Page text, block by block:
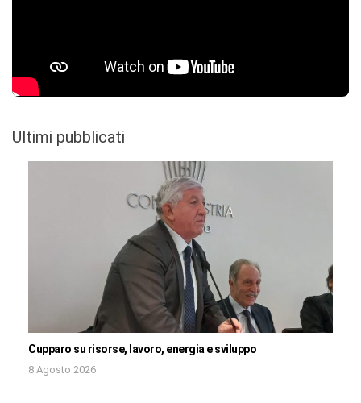
Ultimi pubblicati
Cupparo su risorse, lavoro, energia e sviluppo
8 Agosto 2026